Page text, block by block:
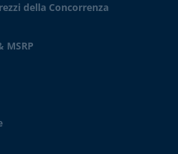
della Concorrenza
MSRP